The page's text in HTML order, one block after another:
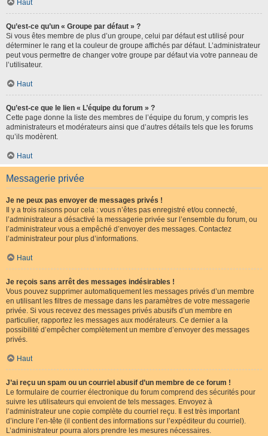
Haut
Qu’est-ce qu’un « Groupe par défaut » ?
Si vous êtes membre de plus d’un groupe, celui par défaut est utilisé pour
déterminer le rang et la couleur de groupe affichés par défaut. L’administrateur
peut vous permettre de changer votre groupe par défaut via votre panneau de
l’utilisateur.
Haut
Qu’est-ce que le lien « L’équipe du forum » ?
Cette page donne la liste des membres de l’équipe du forum, y compris les
administrateurs et modérateurs ainsi que d’autres détails tels que les forums
qu’ils modèrent.
Haut
Messagerie privée
Je ne peux pas envoyer de messages privés !
Il y a trois raisons pour cela : vous n’êtes pas enregistré et/ou connecté,
l’administrateur a désactivé la messagerie privée sur l’ensemble du forum, ou
l’administrateur vous a empêché d’envoyer des messages. Contactez
l’administrateur pour plus d’informations.
Haut
Je reçois sans arrêt des messages indésirables !
Vous pouvez supprimer automatiquement les messages privés d’un membre
en utilisant les filtres de message dans les paramètres de votre messagerie
privée. Si vous recevez des messages privés abusifs d’un membre en
particulier, rapportez les messages aux modérateurs. Ce dernier a la
possibilité d’empêcher complètement un membre d’envoyer des messages
privés.
Haut
J’ai reçu un spam ou un courriel abusif d’un membre de ce forum !
Le formulaire de courrier électronique du forum comprend des sécurités pour
suivre les utilisateurs qui envoient de tels messages. Envoyez à
l’administrateur une copie complète du courriel reçu. Il est très important
d’inclure l’en-tête (il contient des informations sur l’expéditeur du courriel).
L’administrateur pourra alors prendre les mesures nécessaires.